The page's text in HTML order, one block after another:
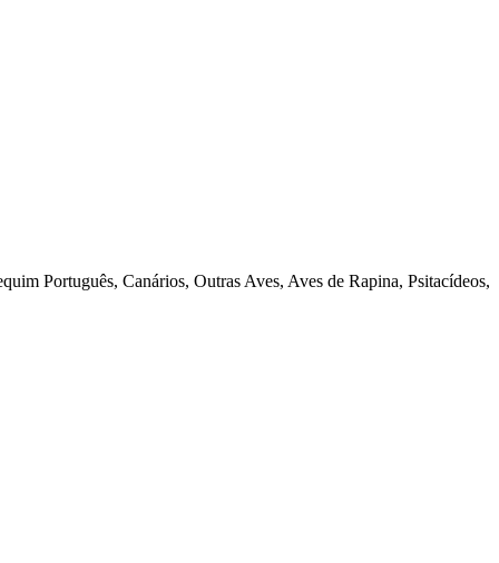
Português, Canários, Outras Aves, Aves de Rapina, Psitacídeos,